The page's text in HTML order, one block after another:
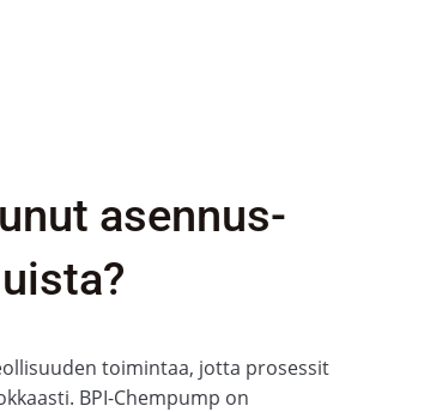
asennus-
toimintaa, jotta prosessit
BPI-Chempump on